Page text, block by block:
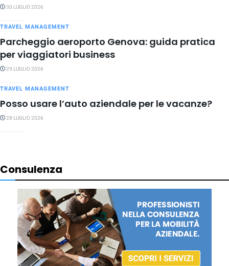
30 LUGLIO 2026
TRAVEL MANAGEMENT
Parcheggio aeroporto Genova: guida pratica
per viaggiatori business
29 LUGLIO 2026
TRAVEL MANAGEMENT
Posso usare l’auto aziendale per le vacanze?
28 LUGLIO 2026
Consulenza